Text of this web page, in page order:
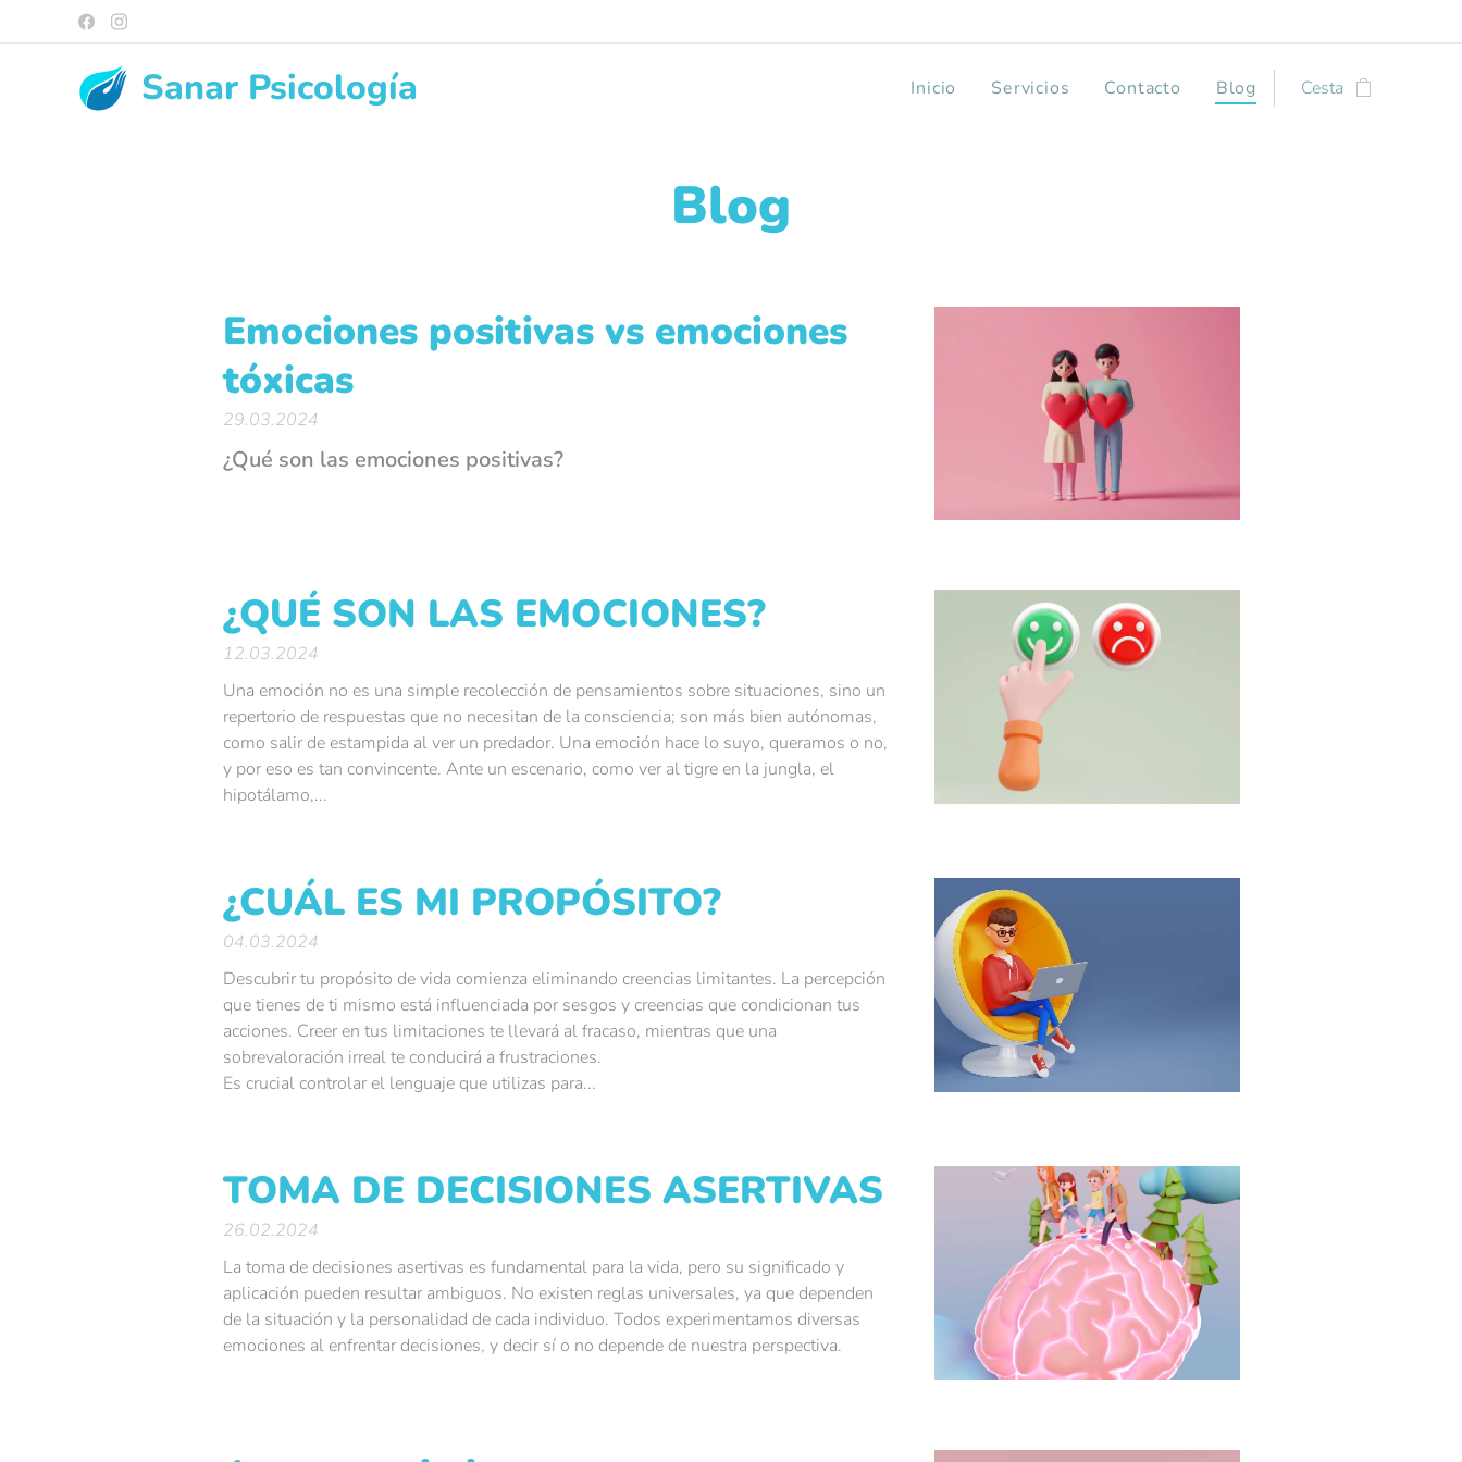
Sanar Psicología Inicio Servicios Contacto Blog Cesta
Blog
Emociones positivas vs emociones
tóxicas
29.03.2024
¿Qué son las emociones positivas?
¿QUÉ SON LAS EMOCIONES?
12.03.2024
Una emoción no es una simple recolección de pensamientos sobre situaciones, sino un
repertorio de respuestas que no necesitan de la consciencia; son más bien autónomas,
como salir de estampida al ver un predador. Una emoción hace lo suyo, queramos o no,
y por eso es tan convincente. Ante un escenario, como ver al tigre en la jungla, el
hipotálamo,...
¿CUÁL ES MI PROPÓSITO?
04.03.2024
Descubrir tu propósito de vida comienza eliminando creencias limitantes. La percepción
que tienes de ti mismo está influenciada por sesgos y creencias que condicionan tus
acciones. Creer en tus limitaciones te llevará al fracaso, mientras que una
sobrevaloración irreal te conducirá a frustraciones.
Es crucial controlar el lenguaje que utilizas para...
TOMA DE DECISIONES ASERTIVAS
26.02.2024
La toma de decisiones asertivas es fundamental para la vida, pero su significado y
aplicación pueden resultar ambiguos. No existen reglas universales, ya que dependen
de la situación y la personalidad de cada individuo. Todos experimentamos diversas
emociones al enfrentar decisiones, y decir sí o no depende de nuestra perspectiva.